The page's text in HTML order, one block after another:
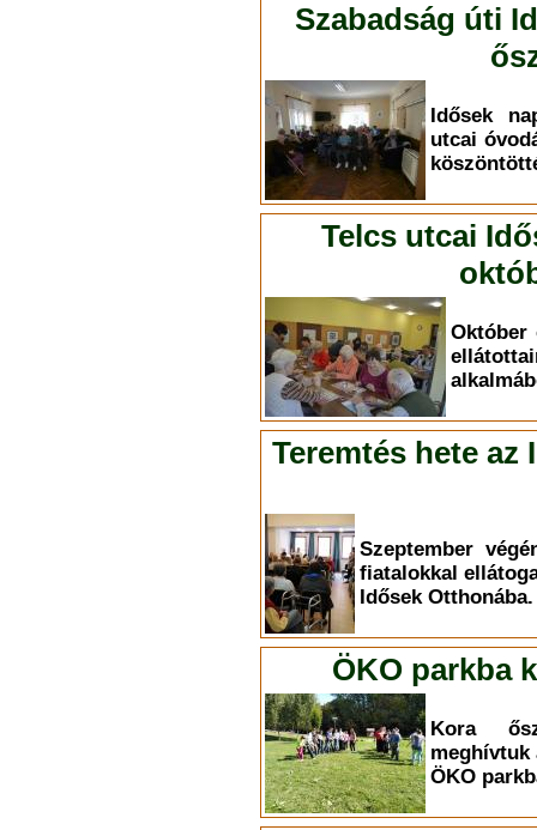
Szabadság úti
Idősek
utcai
Telcs utcai
Október
Teremtés hete az
Szeptember
fiatalokkal
Idősek Otthonába.
ÖKO parkba
Kora
meghívtuk
ÖKO